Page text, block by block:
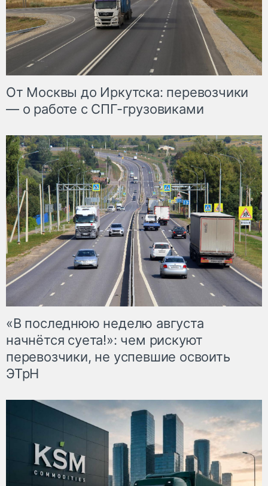
От Москвы до Иркутска: перевозчики
— о работе с СПГ-грузовиками
«В последнюю неделю августа
начнётся суета!»: чем рискуют
перевозчики, не успевшие освоить
ЭТрН